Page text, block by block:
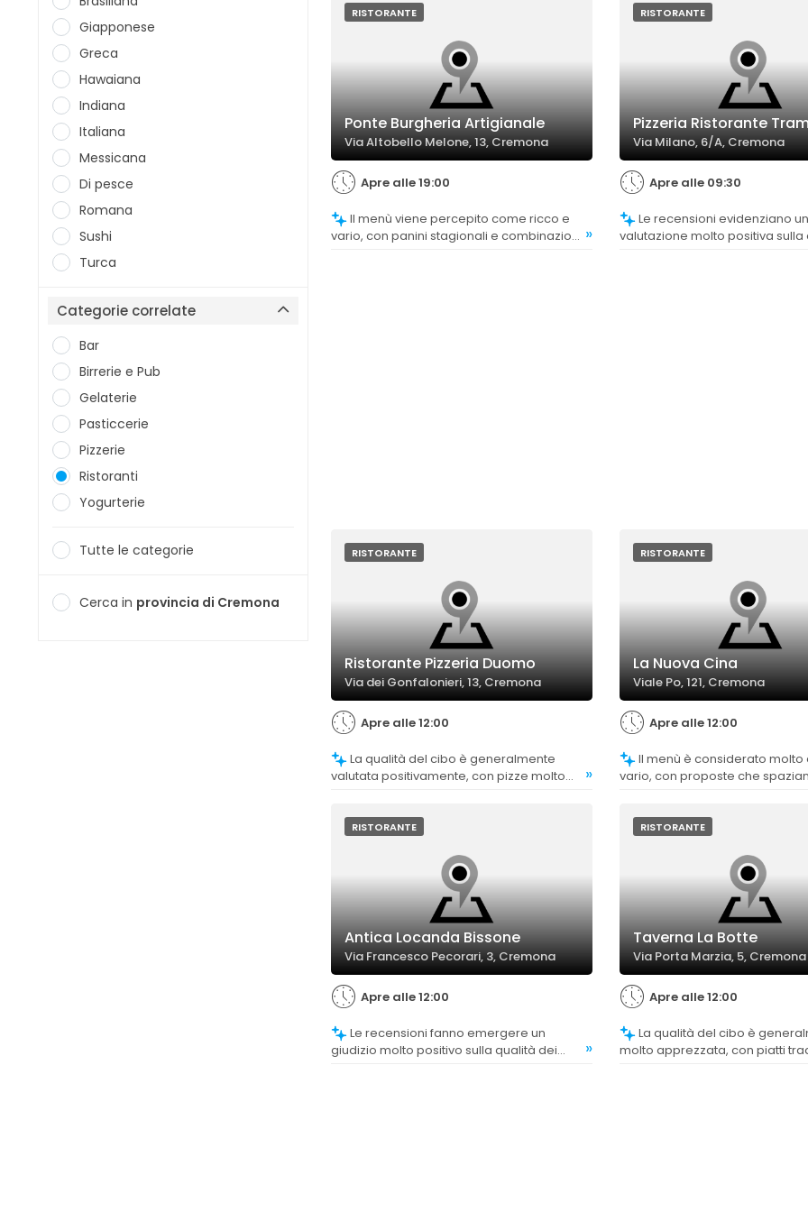
Giapponese
Greca
Hawaiana
Indiana
Italiana
Messicana
Di pesce
Romana
Sushi
Turca
Categorie correlate
Bar
Birrerie e Pub
Gelaterie
Pasticcerie
Pizzerie
Ristoranti
Yogurterie
Tutte le categorie
Cerca in provincia di Cremona
RISTORANTE
Ponte Burgheria Artigianale
Via Altobello Melone, 13, Cremona
Apre alle 19:00
vario, con panini stagionali e combinazioni »
RISTORANTE
Pizzeria Ristorante
Via Milano, 6/A, Cremona
Apre alle 09:30
Le recensioni evidenziano una
valutazione molto positiva sulla
RISTORANTE
Ristorante Pizzeria Duomo
Via dei Gonfalonieri, 13, Cremona
Apre alle 12:00
valutata positivamente, con pizze molto
commenti indicano invece insoddisfazione
»
RISTORANTE
La Nuova Cina
Viale Po, 121, Cremona
Apre alle 12:00
Il menù è considerato molto ampio e
vario, con proposte che
RISTORANTE
Antica Locanda Bissone
Via Francesco Pecorari, 3, Cremona
Apre alle 12:00
giudizio molto positivo sulla qualità dei
»
RISTORANTE
Taverna La Botte
Via Porta Marzia, 5, Cremona
Apre alle 12:00
La qualità del cibo è generalmente
molto apprezzata, con piatti